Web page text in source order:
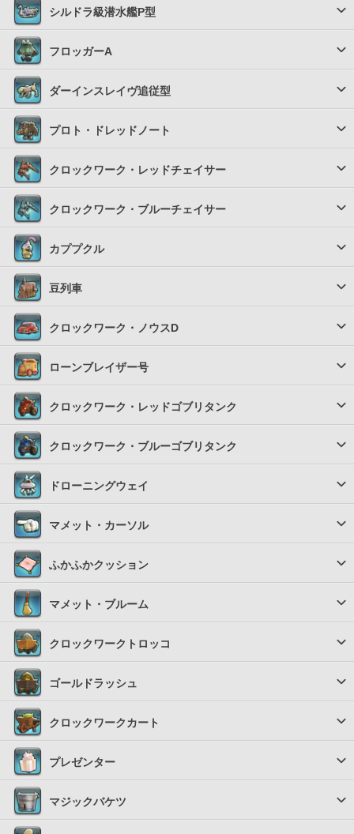
シルドラ級潜水艦P型
フロッガーA
ダーインスレイヴ追従型
プロト・ドレッドノート
クロックワーク・レッドチェイサー
クロックワーク・ブルーチェイサー
カププクル
豆列車
クロックワーク・ノウスD
ローンブレイザー号
クロックワーク・レッドゴブリタンク
クロックワーク・ブルーゴブリタンク
ドローニングウェイ
マメット・カーソル
ふかふかクッション
マメット・ブルーム
クロックワークトロッコ
ゴールドラッシュ
クロックワークカート
プレゼンター
マジックバケツ